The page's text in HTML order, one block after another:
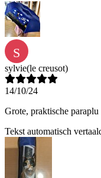
S
sylvie(le creusot)
14/10/24
Grote, praktische paraplu
Tekst automatisch